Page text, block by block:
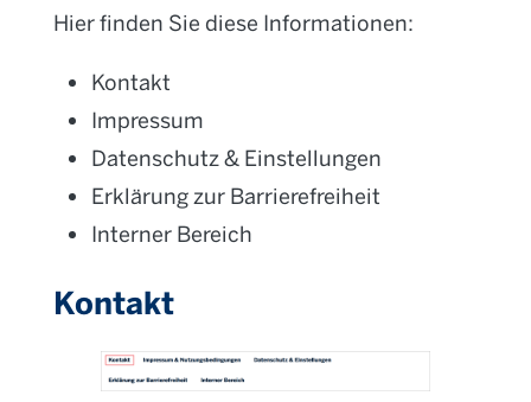
Hier finden Sie diese Informationen:
Kontakt
Impressum
Datenschutz & Einstellungen
Erklärung zur Barrierefreiheit
Interner Bereich
Kontakt